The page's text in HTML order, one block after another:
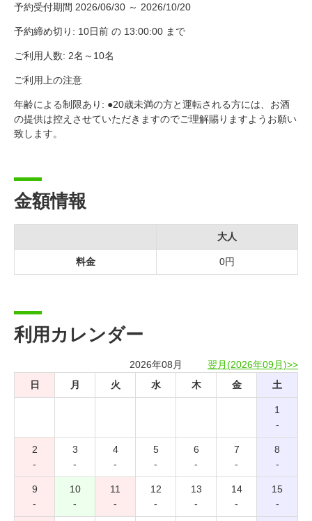
予約受付期間 2026/06/30 ～ 2026/10/20
予約締め切り: 10日前 の 13:00:00 まで
ご利用人数: 2名～10名
ご利用上の注意
年齢による制限あり: ●20歳未満の方と運転される方には、お酒
の提供は控えさせていただきますのでご理解賜りますようお願い
致します。
金額情報
大人
料金 0円
利用カレンダー
2026年08月
翌月(2026年09月)>>
日
月 火 水 木 金 土
1
-
2
-
3
-
4
-
5
-
6
-
7
-
8
-
9
-
10
-
11
-
12
-
13
-
14
-
15
-